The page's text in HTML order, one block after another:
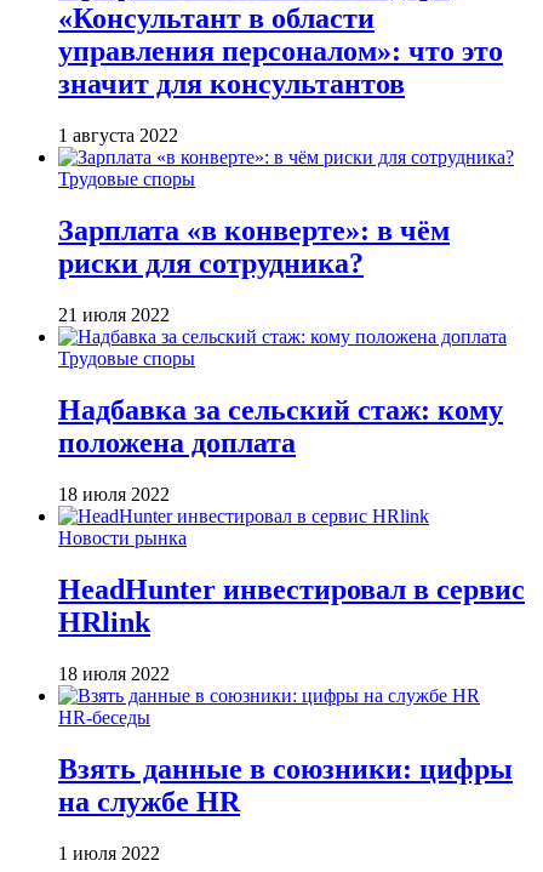
«Консультант в области
управления персоналом»: что это
значит для консультантов
1 августа 2022
Трудовые споры
Зарплата «в конверте»: в чём
риски для сотрудника?
21 июля 2022
Трудовые споры
Надбавка за сельский стаж: кому
положена доплата
18 июля 2022
Новости рынка
HeadHunter инвестировал в сервис
HRlink
18 июля 2022
HR-беседы
Взять данные в союзники: цифры
на службе HR
1 июля 2022